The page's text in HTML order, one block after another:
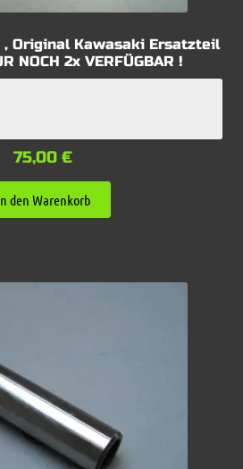
, Original Kawasaki Ersatzteil
NOCH 2x VERFÜGBAR !
75,00 €
den Warenkorb